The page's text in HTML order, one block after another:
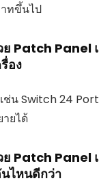
ทขึ้นไป
ย Patch Panel
อง
น Switch 24
ยได้
ย Patch Panel
ไหนดีกว่า